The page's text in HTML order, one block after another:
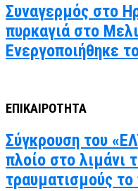
Συναγερμός στο
πυρκαγιά στο
Ενεργοποιήθηκε
ΕΠΙΚΑΙΡΟΤΗΤΑ
Σύγκρουση του
πλοίο στο λιμάνι
τραυματισμούς το